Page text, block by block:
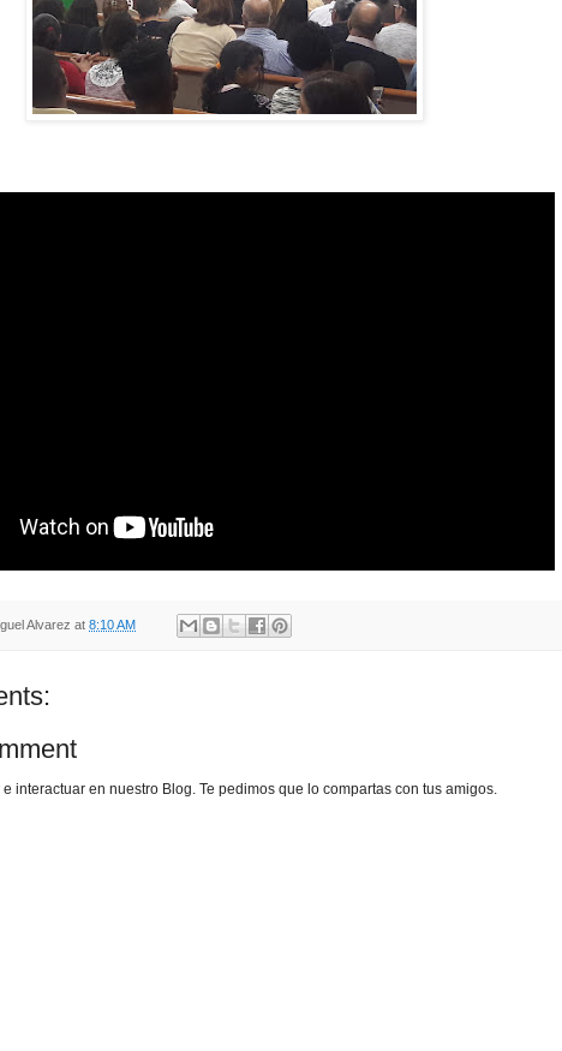
Alvarez at 8:10 AM
interactuar en nuestro Blog. Te pedimos que lo compartas con tus amigos.